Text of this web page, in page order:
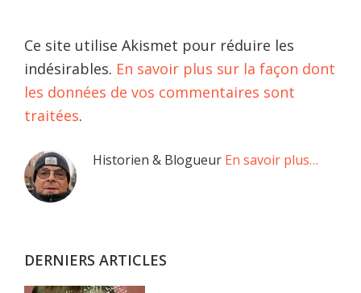
Ce site utilise Akismet pour réduire les
indésirables. En savoir plus sur la façon dont
les données de vos commentaires sont
traitées.
Barre
latérale
Historien & Blogueur En savoir plus…
DERNIERS ARTICLES